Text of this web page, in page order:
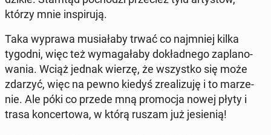
którzy mnie in­spi­ru­ją.
Taka wyprawa mu­sia­ła­by trwać co naj­mniej kilka
tygodni, więc też wy­ma­ga­ła­by do­kład­ne­go za­pla­no­
wa­nia. Wciąż jednak wierzę, że wszyst­ko się może
zdarzyć, więc na pewno kiedyś zre­ali­zu­ję i to ma­rze­
nie. Ale póki co przede mną pro­mo­cja nowej płyty i
trasa kon­cer­to­wa, w którą ruszam już je­sie­nią!